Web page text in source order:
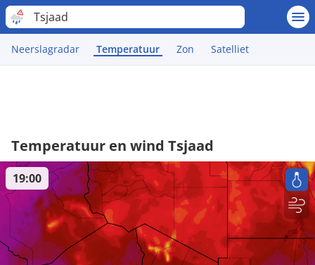
Tsjaad
Neerslagradar Temperatuur Zon Satelliet
Temperatuur en wind Tsjaad
19:00